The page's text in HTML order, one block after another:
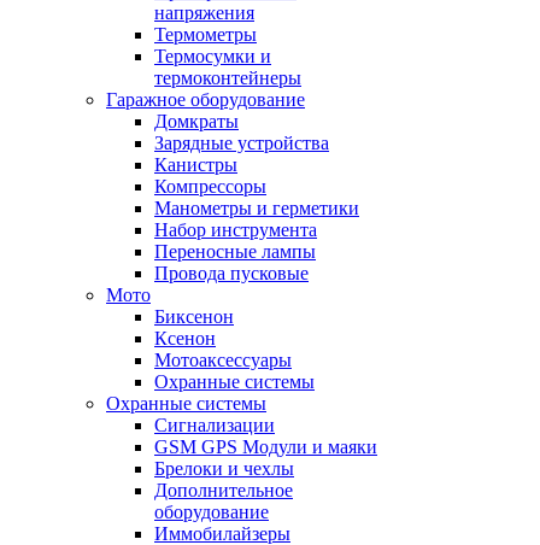
напряжения
Термометры
Термосумки и
термоконтейнеры
Гаражное оборудование
Домкраты
Зарядные устройства
Канистры
Компрессоры
Манометры и герметики
Набор инструмента
Переносные лампы
Провода пусковые
Мото
Биксенон
Ксенон
Мотоаксессуары
Охранные системы
Охранные системы
Сигнализации
GSM GPS Модули и маяки
Брелоки и чехлы
Дополнительное
оборудование
Иммобилайзеры